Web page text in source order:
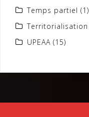
Temps partiel (1)
Territorialisation
UPEAA (15)